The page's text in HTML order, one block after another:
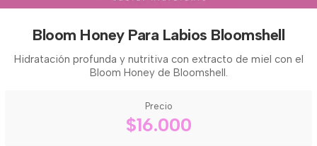
Bloom Honey Para Labios Bloomshell
Hidratación profunda y nutritiva con extracto de miel con el
Bloom Honey de Bloomshell.
Precio
$16.000